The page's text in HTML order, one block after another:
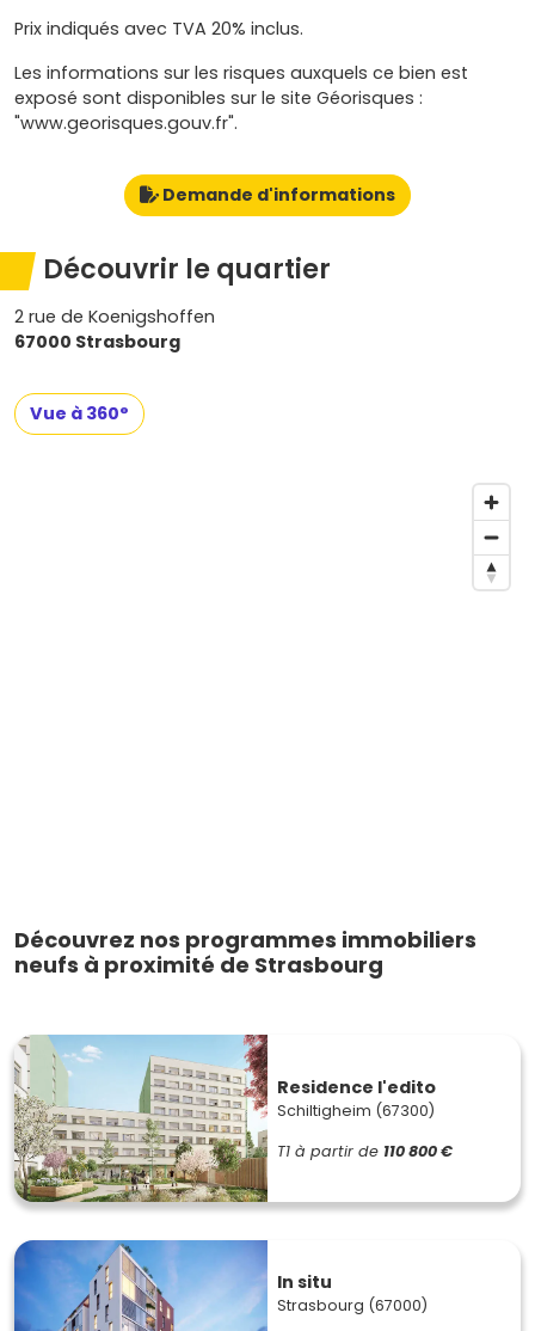
Prix indiqués avec TVA 20% inclus.
Les informations sur les risques auxquels ce bien est
exposé sont disponibles sur le site Géorisques :
"www.georisques.gouv.fr".
Demande d'informations
Découvrir le quartier
2 rue de Koenigshoffen
67000 Strasbourg
Vue à 360°
Découvrez nos programmes immobiliers
neufs à proximité de Strasbourg
Residence l'edito
Schiltigheim (67300)
T1 à partir de 110 800 €
In situ
Strasbourg (67000)